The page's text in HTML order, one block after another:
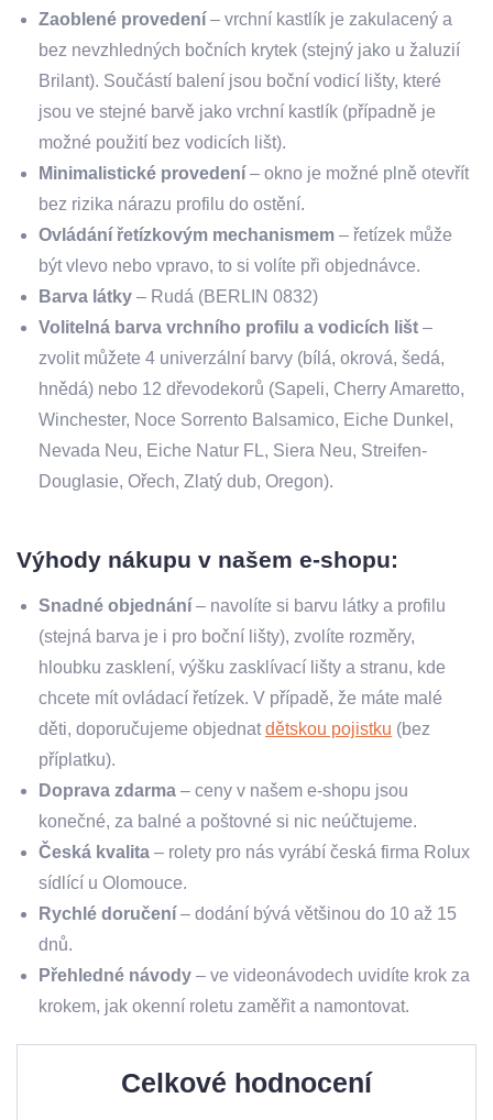
Zaoblené provedení – vrchní kastlík je zakulacený a
bez nevzhledných bočních krytek (stejný jako u žaluzií
Brilant). Součástí balení jsou boční vodicí lišty, které
jsou ve stejné barvě jako vrchní kastlík (případně je
možné použití bez vodicích lišt).
Minimalistické provedení – okno je možné plně otevřít
bez rizika nárazu profilu do ostění.
Ovládání řetízkovým mechanismem – řetízek může
být vlevo nebo vpravo, to si volíte při objednávce.
Barva látky – Rudá (BERLIN 0832)
Volitelná barva vrchního profilu a vodicích lišt –
zvolit můžete 4 univerzální barvy (bílá, okrová, šedá,
hnědá) nebo 12 dřevodekorů (Sapeli, Cherry Amaretto,
Winchester, Noce Sorrento Balsamico, Eiche Dunkel,
Nevada Neu, Eiche Natur FL, Siera Neu, Streifen-
Douglasie, Ořech, Zlatý dub, Oregon).
Výhody nákupu v našem e-shopu:
Snadné objednání – navolíte si barvu látky a profilu
(stejná barva je i pro boční lišty), zvolíte rozměry,
hloubku zasklení, výšku zasklívací lišty a stranu, kde
chcete mít ovládací řetízek. V případě, že máte malé
děti, doporučujeme objednatdětskou pojistku (bez
příplatku).
Doprava zdarma – ceny v našem e-shopu jsou
konečné, za balné a poštovné si nic neúčtujeme.
Česká kvalita – rolety pro nás vyrábí česká firma Rolux
sídlící u Olomouce.
Rychlé doručení – dodání bývá většinou do 10 až 15
dnů.
Přehledné návody – ve videonávodech uvidíte krok za
krokem, jak okenní roletu zaměřit a namontovat.
Celkové hodnocení